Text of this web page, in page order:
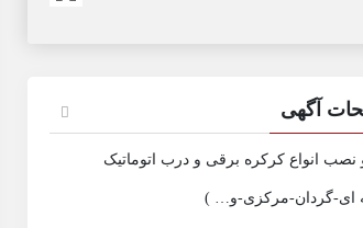
آگهی
و نصب انواع کرکره برقی و درب اتوماتیک
ای-گردان-مرکزی-و… )